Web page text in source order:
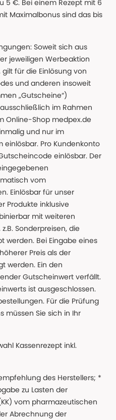
5 €. Bei einem Rezept mit 6
Maximalbonus sind das bis
Soweit sich aus
jeweiligen Werbeaktion
für die Einlösung von
und anderen insoweit
„Gutscheine“)
im Rahmen
Online-Shop medpex.de
und nur im
einlösbar. Pro Kundenkonto
einlösbar. Der
vom
Einlösbar für unser
Produkte inklusive
mit weiteren
Sonderpreisen, die
werden. Bei Eingabe eines
Preis als der
werden. Ein den
Gutscheinwert verfällt.
ist ausgeschlossen.
Für die Prüfung
müssen Sie sich in Ihr
Kassenrezept inkl.
des Herstellers; *
zu Lasten der
vom pharmazeutischen
Abrechnung der